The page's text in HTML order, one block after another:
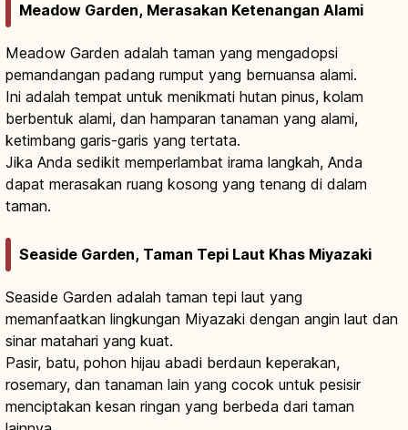
Meadow Garden, Merasakan Ketenangan Alami
Meadow Garden adalah taman yang mengadopsi
pemandangan padang rumput yang bernuansa alami.
Ini adalah tempat untuk menikmati hutan pinus, kolam
berbentuk alami, dan hamparan tanaman yang alami,
ketimbang garis-garis yang tertata.
Jika Anda sedikit memperlambat irama langkah, Anda
dapat merasakan ruang kosong yang tenang di dalam
taman.
Seaside Garden, Taman Tepi Laut Khas Miyazaki
Seaside Garden adalah taman tepi laut yang
memanfaatkan lingkungan Miyazaki dengan angin laut dan
sinar matahari yang kuat.
Pasir, batu, pohon hijau abadi berdaun keperakan,
rosemary, dan tanaman lain yang cocok untuk pesisir
menciptakan kesan ringan yang berbeda dari taman